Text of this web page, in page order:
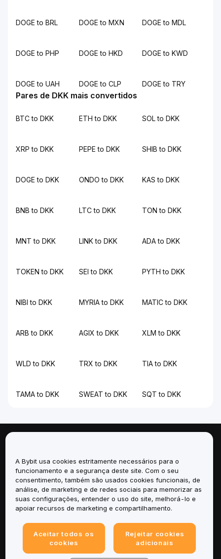
DOGE to BRL DOGE to MXN DOGE to MDL
DOGE to PHP DOGE to HKD DOGE to KWD
DOGE to UAH DOGE to CLP DOGE to TRY
Pares de DKK mais convertidos
BTC to DKK ETH to DKK SOL to DKK
XRP to DKK PEPE to DKK SHIB to DKK
DOGE to DKK ONDO to DKK KAS to DKK
BNB to DKK LTC to DKK TON to DKK
MNT to DKK LINK to DKK ADA to DKK
TOKEN to DKK SEI to DKK PYTH to DKK
NIBI to DKK MYRIA to DKK MATIC to DKK
ARB to DKK AGIX to DKK XLM to DKK
WLD to DKK TRX to DKK TIA to DKK
TAMA to DKK SWEAT to DKK SQT to DKK
Serviços
Suporte
A Bybit usa cookies estritamente necessários para o
funcionamento e a segurança deste site. Com o seu
consentimento, também são usados cookies funcionais, de
análise, de marketing e de redes sociais para memorizar as
suas configurações, entender o uso do site, melhorá-lo e
apoiar recursos de marketing e compartilhamento.
Aceitar todos os
cookies
Rejeitar cookies
adicionais